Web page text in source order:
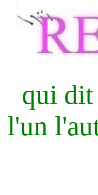
qui dit
l'un